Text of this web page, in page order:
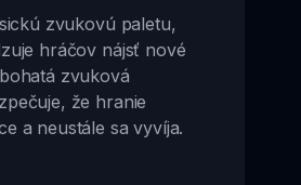
zvukovú paletu,
hráčov nájsť nové
zvuková
že hranie
a neustále sa vyvíja.